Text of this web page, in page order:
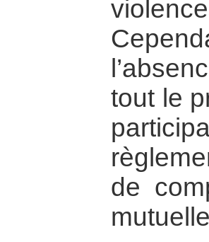
tout le
de